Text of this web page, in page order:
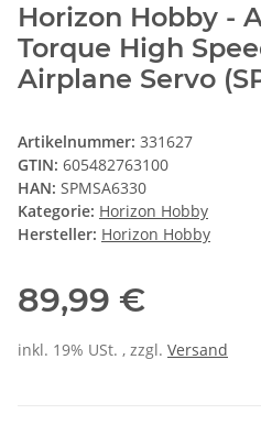
Horizon Hobby -
Torque High
Airplane Servo
Artikelnummer: 331627
GTIN: 605482763100
HAN: SPMSA6330
Kategorie: Horizon Hobby
Hersteller: Horizon Hobby
89,99 €
inkl. 19% USt. , zzgl. Versand